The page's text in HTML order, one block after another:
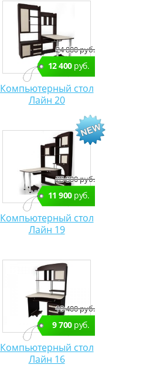
24 800 руб.
12 400руб.
Компьютерный стол
Лайн 20
23 800 руб.
11 900руб.
Компьютерный стол
Лайн 19
19 400 руб.
9 700руб.
Компьютерный стол
Лайн 16